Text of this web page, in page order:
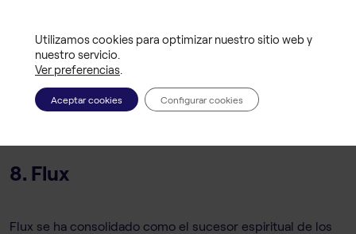
8. Flux
Flux se ha consolidado como el sucesor espiritual de los
Utilizamos cookies para optimizar nuestro sitio web y
nuestro servicio.
Ver preferencias.
Aceptar cookies Configurar cookies